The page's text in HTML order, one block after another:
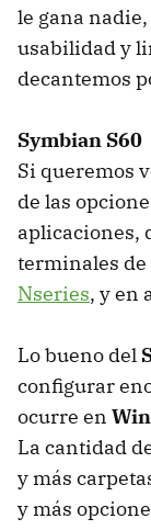
le gana
usabilidad y
decantemos
Symbian S60
Si queremos
de las
aplicaciones,
terminales de
Nseries, y en
Lo bueno del
configurar
ocurre en
La cantidad
y más
y más